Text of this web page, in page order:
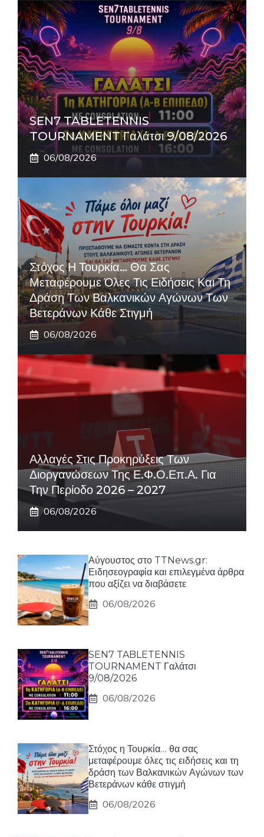
SEN7 TABLETENNIS
TOURNAMENT Γαλάτσι 9/08/2026
06/08/2026
Στόχος Η Τουρκία… Θα Σας
Μεταφέρουμε Όλες Τις Ειδήσεις Και Τη
Δράση Των Βαλκανικών Αγώνων Των
Βετεράνων Κάθε Στιγμή
06/08/2026
Αλλαγές Στις Προκηρύξεις Των
Διοργανώσεων Της Ε.Φ.Ο.Επ.Α. Για
Την Περίοδο 2026 – 2027
06/08/2026
Αύγουστος στο TTNews.gr:
Ειδησεογραφία και επιλεγμένα άρθρα
που αξίζει να διαβάσετε
06/08/2026
SEN7 TABLETENNIS
TOURNAMENT Γαλάτσι
9/08/2026
06/08/2026
Στόχος η Τουρκία… θα σας
μεταφέρουμε όλες τις ειδήσεις και τη
δράση των Βαλκανικών Αγώνων των
Βετεράνων κάθε στιγμή
06/08/2026